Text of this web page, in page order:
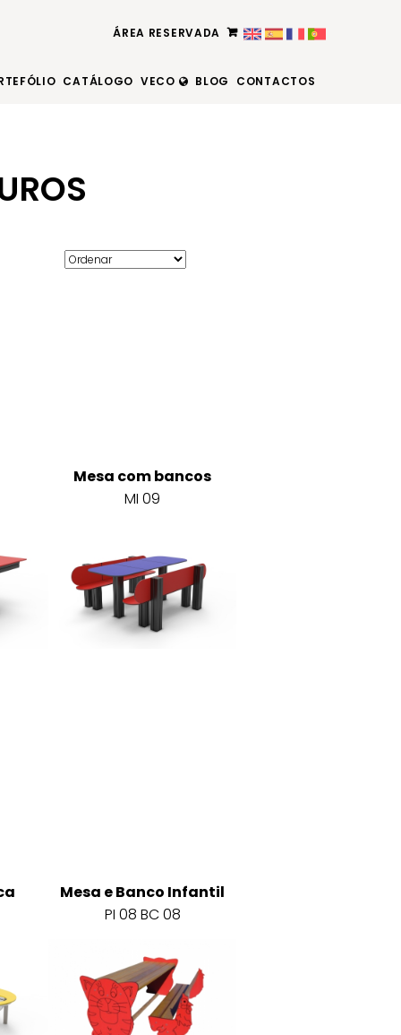
ÁREA RESERVADA
CATÁLOGO VECO BLOG CONTACTOS
Mesa com bancos
MI 09
Mesa e Banco Infantil
PI 08 BC 08